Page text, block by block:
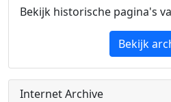
Bekijk historische pagina's
Bekijk
Internet Archive